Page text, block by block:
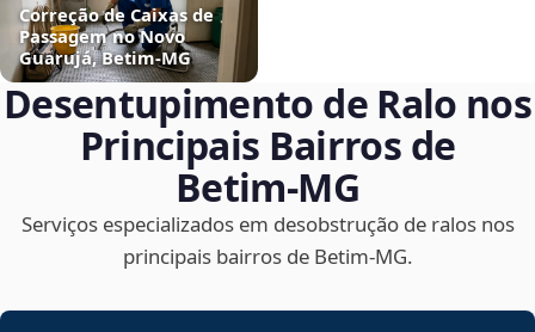
Correção de Caixas de
Passagem no Novo
Guarujá, Betim‑MG
Desentupimento de Ralo nos
Principais Bairros de
Betim‑MG
Serviços especializados em desobstrução de ralos nos
principais bairros de Betim‑MG.